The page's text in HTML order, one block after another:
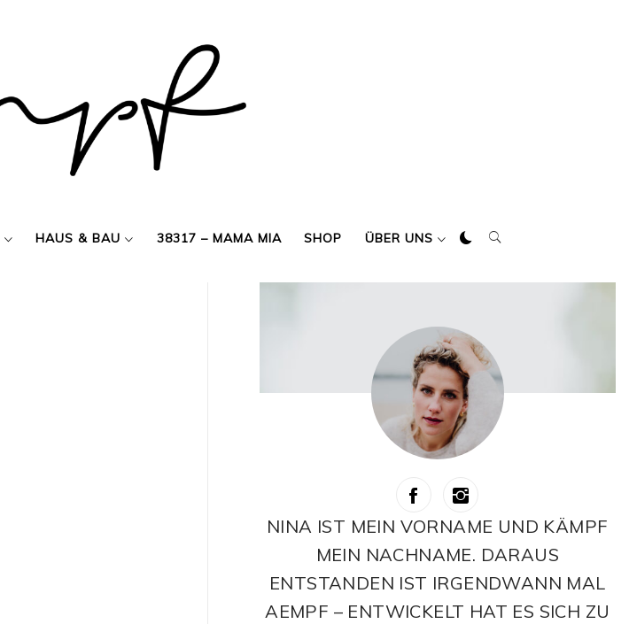
HAUS & BAU 38317 – MAMA MIA SHOP ÜBER UNS
NINA IST MEIN VORNAME UND KÄMPF
MEIN NACHNAME. DARAUS
ENTSTANDEN IST IRGENDWANN MAL
AEMPF – ENTWICKELT HAT ES SICH ZU